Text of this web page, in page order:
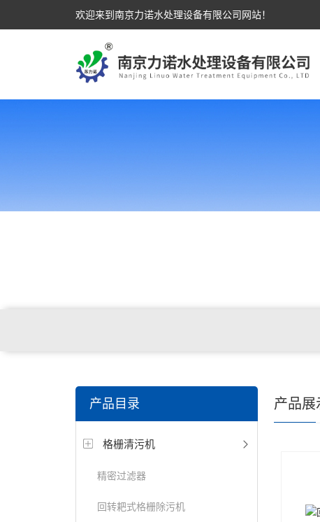
欢迎来到南京力诺水处理设备有限公司网站！
器，刮/吸泥机等水处理设备
产品目录
格栅清污机
精密过滤器
回转耙式格栅除污机
产品展